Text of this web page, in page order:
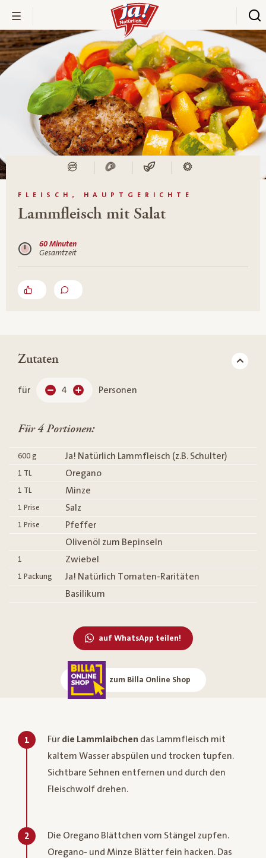
FLEISCH, HAUPTGERICHTE
Lammfleisch mit Salat
60 Minuten
Gesamtzeit
Zutaten
für 4 Personen
Für 4 Portionen:
600 g Ja! Natürlich Lammfleisch (z.B. Schulter)
1 TL Oregano
1 TL Minze
1 Prise Salz
1 Prise
Pfeffer
Olivenöl zum Bepinseln
1 Zwiebel
1 Packung
Ja! Natürlich Tomaten-Raritäten
Basilikum
auf WhatsApp teilen!
zum Billa Online Shop
1 Für die Lammlaibchen das Lammfleisch mit
kaltem Wasser abspülen und trocken tupfen.
Sichtbare Sehnen entfernen und durch den
Fleischwolf drehen.
2
Die Oregano Blättchen vom Stängel zupfen.
Oregano- und Minze Blätter fein hacken. Das